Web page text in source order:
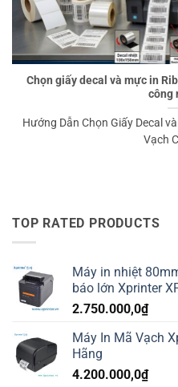
Chọn giấy decal và mực in
công
Hướng Dẫn Chọn Giấy Decal
Vạch
TOP RATED PRODUCTS
Máy in nhiệt
báo lớn Xprinter
2.750.000,0₫
Máy In Mã Vạch
Hãng
4.200.000,0₫